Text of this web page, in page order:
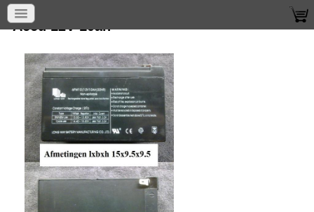
Accu 12V 10ah